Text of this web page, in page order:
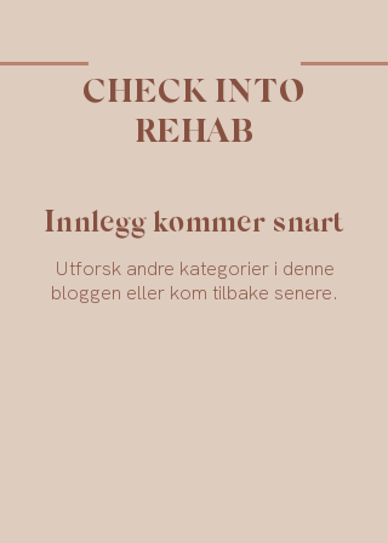
CHECK INTO
REHAB
Innlegg kommer snart
Utforsk andre kategorier i denne
bloggen eller kom tilbake senere.